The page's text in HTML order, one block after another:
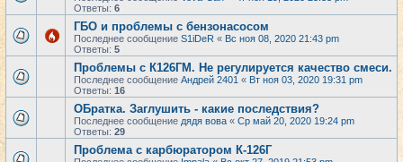
Ответы: 6
ГБО и проблемы с бензонасосом
Последнее сообщение S1iDeR « Вс ноя 08, 2020 21:43 pm
Ответы: 5
Проблемы с К126ГМ. Не регулируется качество смеси.
Последнее сообщение Андрей 2401 « Вт ноя 03, 2020 19:31 pm
Ответы: 16
ОБратка. Заглушить - какие последствия?
Последнее сообщение дядя вова « Ср май 20, 2020 19:24 pm
Ответы: 29
Проблема с карбюратором К-126Г